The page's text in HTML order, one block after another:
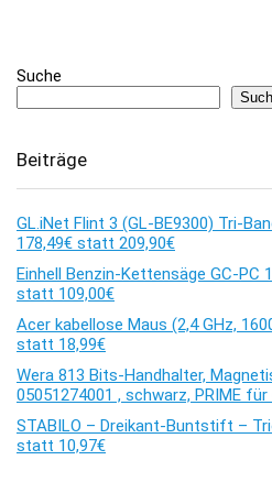
Suche
Beiträge
GL.iNet Flint 3 (GL-BE9300) Tri-
178,49€ statt 209,90€
Einhell Benzin-Kettensäge GC-PC
statt 109,00€
Acer kabellose Maus (2,4 GHz,
statt 18,99€
Wera 813 Bits-Handhalter,
05051274001 , schwarz, PRIME
STABILO – Dreikant-Buntstift –
statt 10,97€